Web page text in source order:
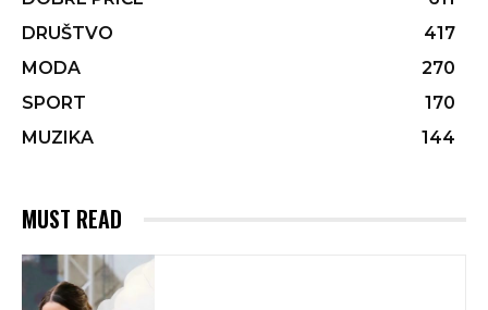
DRUŠTVO
417
MODA
270
SPORT
170
MUZIKA
144
MUST READ